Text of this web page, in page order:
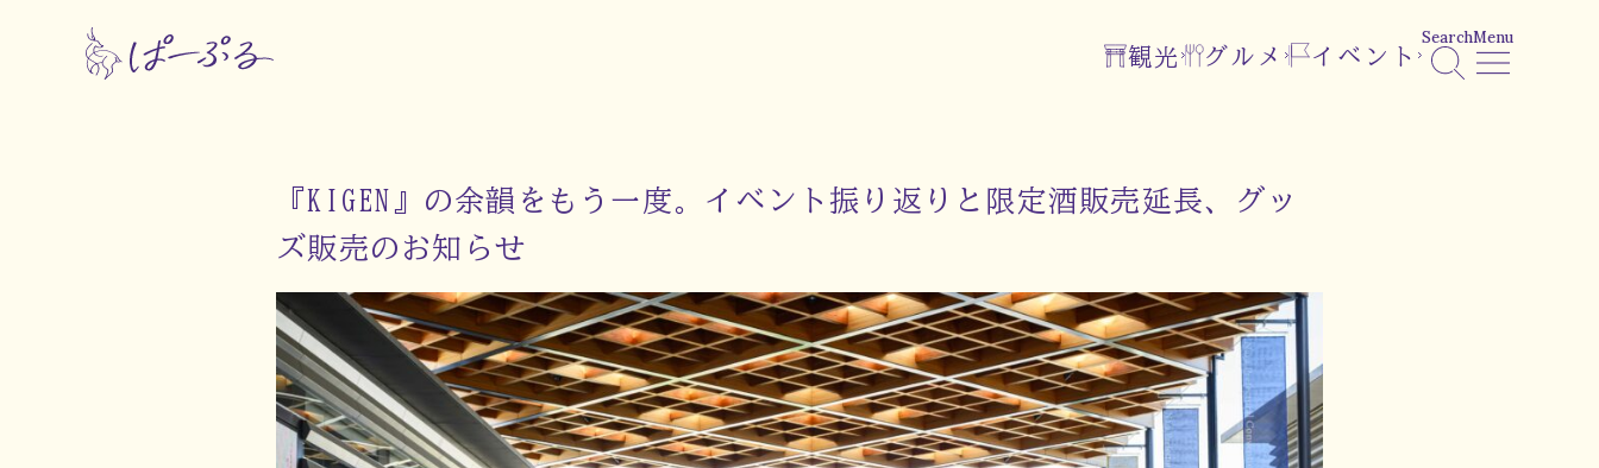
観光 グルメ イベント
SearchMenu
『KIGEN』の余韻をもう一度。イベント振り返りと限定酒販売延長、グッ
ズ販売のお知らせ